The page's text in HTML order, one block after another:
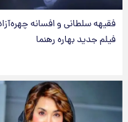
فقیهه سلطانی و افسانه
فیلم جدید بهاره رهنما